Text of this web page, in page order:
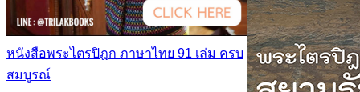
หนังสือพระไตรปิฎก ภาษาไทย 91 เล่ม ครบ
สมบูรณ์